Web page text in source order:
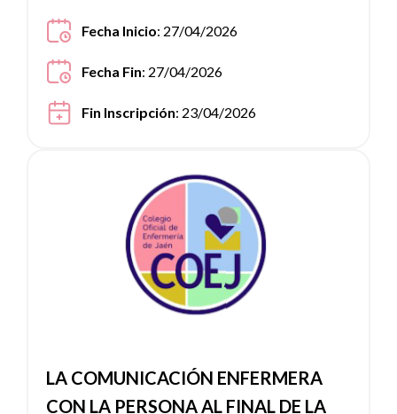
Fecha Inicio: 27/04/2026
Fecha Fin: 27/04/2026
Fin Inscripción: 23/04/2026
LA COMUNICACIÓN ENFERMERA
CON LA PERSONA AL FINAL DE LA